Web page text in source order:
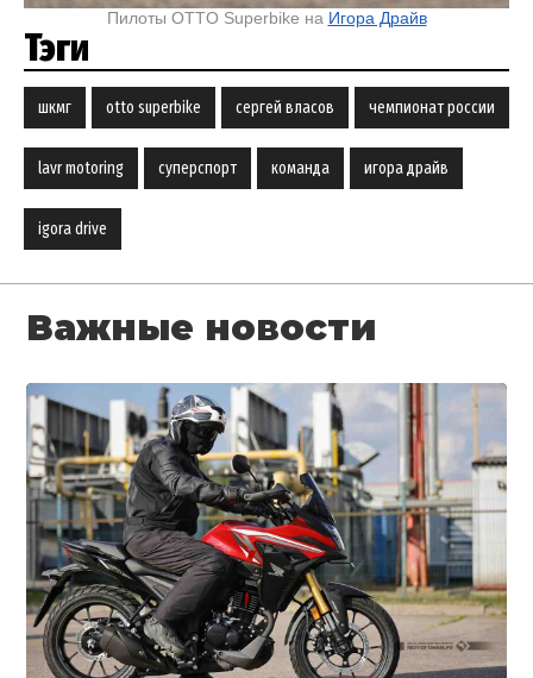
Пилоты OTTO Superbike на Игора Драйв
Тэги
шкмг otto superbike сергей власов чемпионат россии
lavr motoring суперспорт команда игора драйв
igora drive
Важные новости